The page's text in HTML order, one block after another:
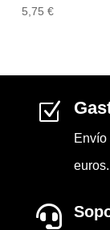
5,75€
Z
euros.
